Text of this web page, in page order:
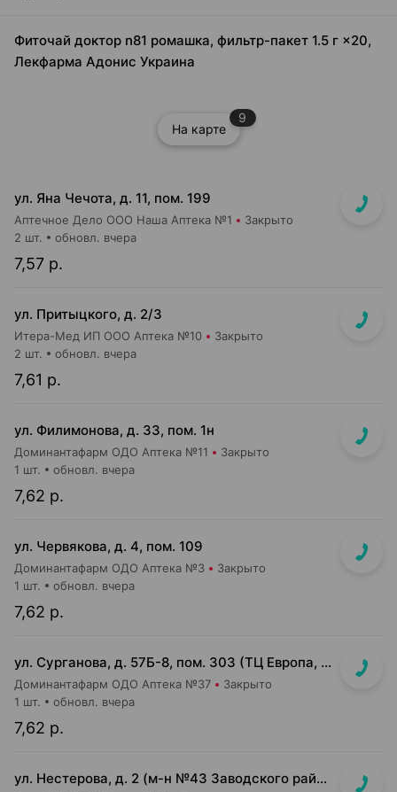
Фиточай доктор n81 ромашка, фильтр-пакет 1.5 г ×20,
Лекфарма Адонис Украина
На карте
9
ул. Яна Чечота, д. 11, пом. 199
Аптечное Дело ООО Наша Аптека №1 Закрыто
7,57 р.
2 шт. обновл. вчера
ул. Притыцкого, д. 2/3
Итера-Мед ИП ООО Аптека №10 Закрыто
7,61 р.
2 шт. обновл. вчера
ул. Филимонова, д. 33, пом. 1н
Доминантафарм ОДО Аптека №11 Закрыто
7,62 р.
1 шт. обновл. вчера
ул. Червякова, д. 4, пом. 109
Доминантафарм ОДО Аптека №3 Закрыто
7,62 р.
1 шт. обновл. вчера
ул. Сурганова, д. 57Б-8, пом. 303 (ТЦ Европа, 3 этаж)
Доминантафарм ОДО Аптека №37 Закрыто
7,62 р.
1 шт. обновл. вчера
ул. Нестерова, д. 2 (м-н №43 Заводского райпищеторга)